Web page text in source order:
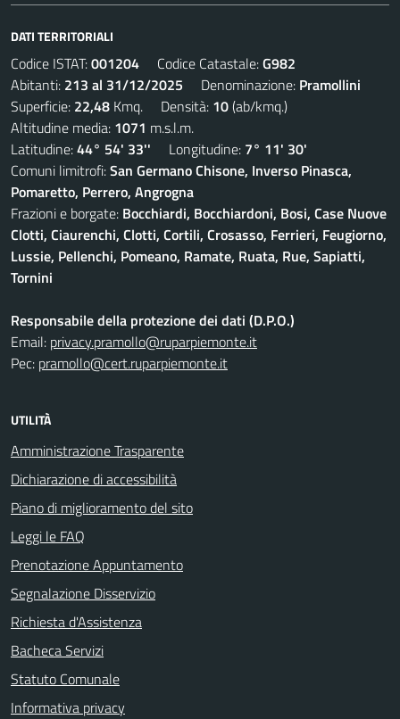
DATI TERRITORIALI
Codice ISTAT:001204 Codice Catastale:G982
Abitanti: 213 al 31/12/2025 Denominazione: Pramollini
Superficie: 22,48 Kmq. Densità: 10(ab/kmq.)
Altitudine media: 1071 m.s.l.m.
Latitudine:44° 54' 33'' Longitudine: 7° 11' 30'
Comuni limitrofi:San Germano Chisone, Inverso Pinasca,
Pomaretto, Perrero, Angrogna
Frazioni e borgate: Bocchiardi, Bocchiardoni, Bosi, Case Nuove
Clotti, Ciaurenchi, Clotti, Cortili, Crosasso, Ferrieri, Feugiorno,
Lussie, Pellenchi, Pomeano, Ramate, Ruata, Rue, Sapiatti,
Tornini
Responsabile della protezione dei dati (D.P.O.)
Email: privacy.pramollo@ruparpiemonte.it
Pec: pramollo@cert.ruparpiemonte.it
UTILITÀ
Amministrazione Trasparente
Dichiarazione di accessibilità
Piano di miglioramento del sito
Leggi le FAQ
Prenotazione Appuntamento
Segnalazione Disservizio
Richiesta d'Assistenza
Bacheca Servizi
Statuto Comunale
Informativa privacy